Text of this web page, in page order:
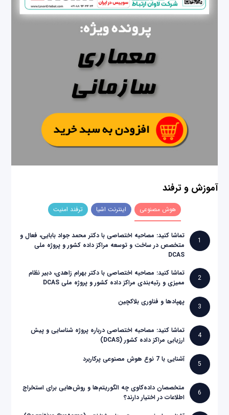
آموزش و ترفند
هوش مصنوعی اینترنت اشیا ترفند امنیت
1
تماشا کنید: مصاحبه اختصاصی با دکتر محمد جواد بابایی، فعال و
متخصص در ساخت و توسعه مراکز داده کشور و پروژه ملی
DCAS
2
تماشا کنید: مصاحبه اختصاصی با دکتر بهرام زاهدی، دبیر نظام
ممیزی و رتبه‌بندی مراکز داده کشور و پروژه ملی DCAS
3
پهپادها و فناوری بلاکچین
4
تماشا کنید: مصاحبه اختصاصی درباره پروژه شناسایی و پیش
ارزیابی مراکز داده کشور (DCAS)
5
آشنایی با 7 نوع هوش مصنوعی پرکاربرد
6
متخصصان داده‌کاوی چه الگوریتم‌ها و روش‌هایی برای استخراج
اطلاعات در اختیار دارند؟